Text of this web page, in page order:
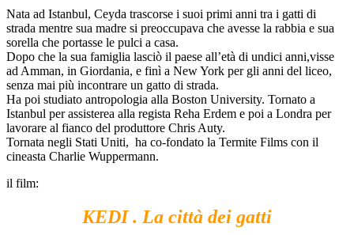
Nata ad Istanbul, Ceyda trascorse i suoi primi anni tra i gatti di
strada mentre sua madre si preoccupava che avesse la rabbia e sua
sorella che portasse le pulci a casa.
Dopo che la sua famiglia lasciò il paese all’età di undici anni,visse
ad Amman, in Giordania, e finì a New York per gli anni del liceo,
senza mai più incontrare un gatto di strada.
Ha poi studiato antropologia alla Boston University. Tornato a
Istanbul per assisterea alla regista Reha Erdem e poi a Londra per
lavorare al fianco del produttore Chris Auty.
Tornata negli Stati Uniti, ha co-fondato la Termite Films con il
cineasta Charlie Wuppermann.
il film:
KEDI . La città dei gatti